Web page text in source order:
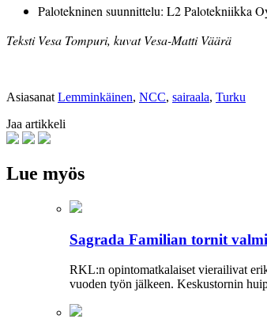
Palotekninen suunnittelu: L2 Palotekniikka
TekstiVesa Tompuri, kuvatVesa-Matti Väärä
Asiasanat Lemminkäinen, NCC, sairaala, Turku
Jaa artikkeli
Lue myös
Sagrada Familian tornit
RKL:n opintomatkalaiset vierailivat
vuoden työn jälkeen. Keskustornin